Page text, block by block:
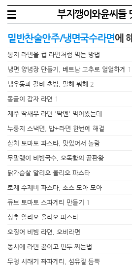
부지깽이와윤씨들
밑반찬술안주/냉면국수라면에
봉지 라면을 컵 라면처럼 먹는 방법
냉면 양념장 만들기, 베트남 고추로 얼얼하게
1
냉우동과 갈비 초밥, 말해 뭐해 2
동글이 감자 라면 1
제주 딱새우 라면 '딱멘' 먹어봤는데
누룽지 스낵면, 밥+라면 한번에 해결
삼치 토마토 파스타, 맛있어서 놀람
무말랭이 비빔국수, 오독함의 끝판왕
닭가슴살 알리오 올리오 파스타
로제 수제비 파스타, 소스 모아 모아
큐브 토마토 스파게티 만들기
1
상추 알리오 올리오 파스타
오징어 비빔 라면, 오비라면
동시에 라면 끓이고 만두 찌는법
무청 시래기 짜파게티, 섬유질 듬뿍